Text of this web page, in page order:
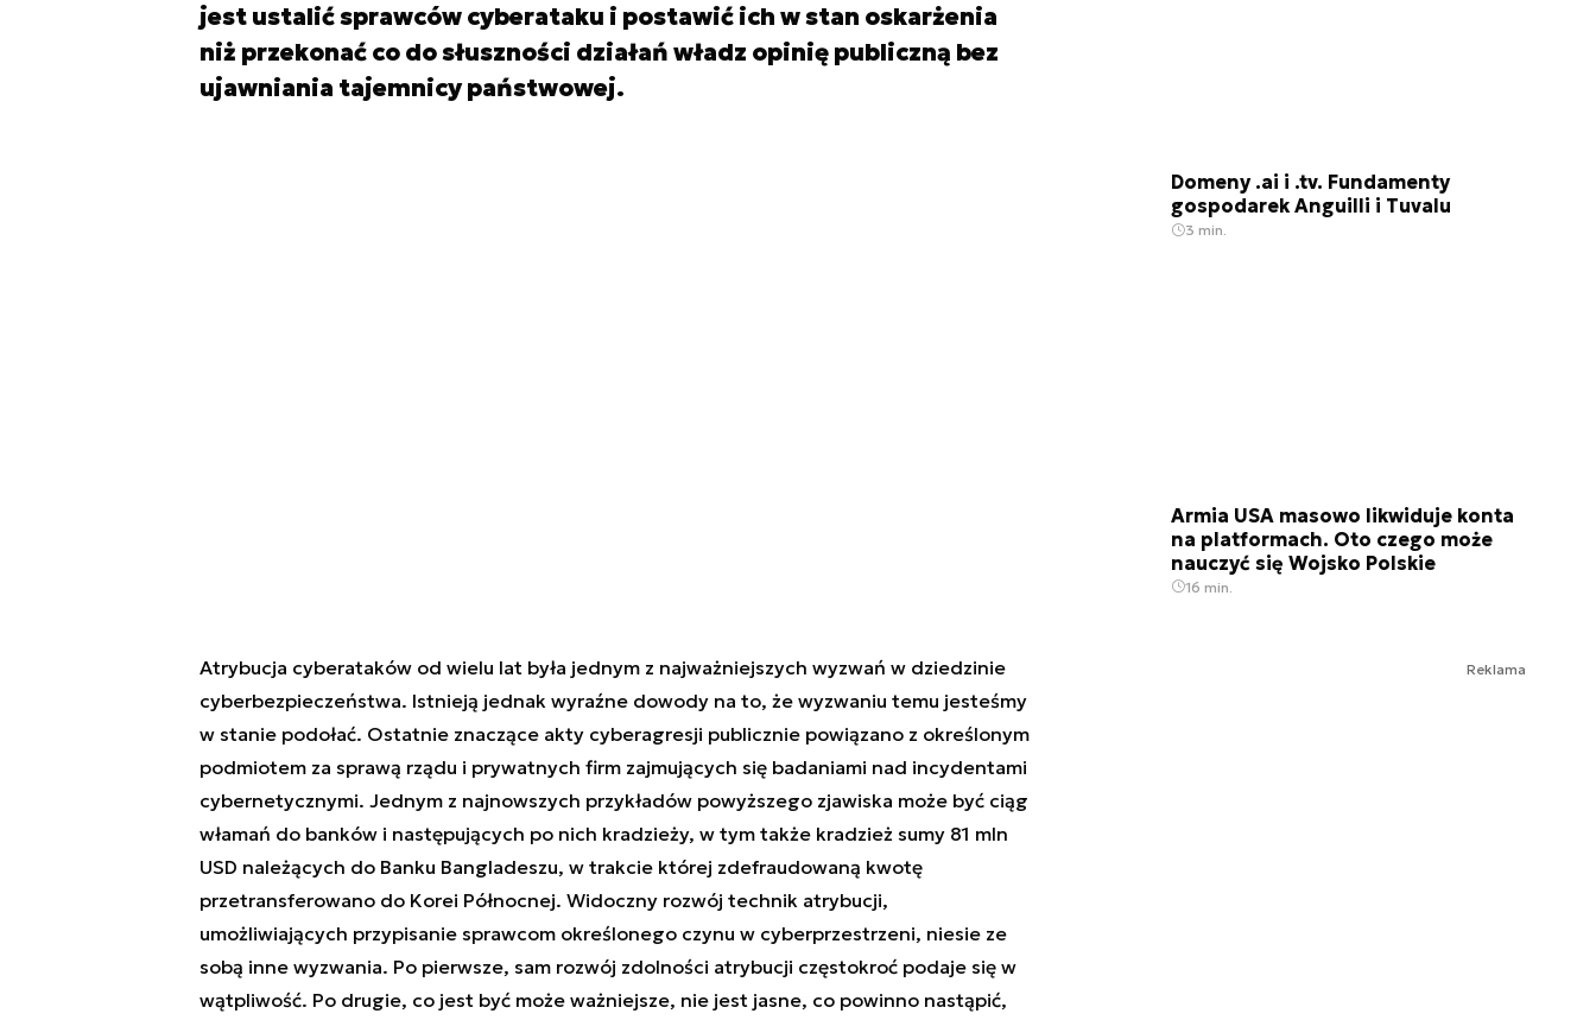
jest ustalić sprawców cyberataku i postawić ich w stan oskarżenia
niż przekonać co do słuszności działań władz opinię publiczną bez
ujawniania tajemnicy państwowej.
Atrybucja cyberataków od wielu lat była jednym z najważniejszych wyzwań w dziedzinie
cyberbezpieczeństwa. Istnieją jednak wyraźne dowody na to, że wyzwaniu temu jesteśmy
w stanie podołać. Ostatnie znaczące akty cyberagresji publicznie powiązano z określonym
podmiotem za sprawą rządu i prywatnych firm zajmujących się badaniami nad incydentami
cybernetycznymi. Jednym z najnowszych przykładów powyższego zjawiska może być ciąg
włamań do banków i następujących po nich kradzieży, w tym także kradzież sumy 81 mln
USD należących do Banku Bangladeszu, w trakcie której zdefraudowaną kwotę
przetransferowano do Korei Północnej. Widoczny rozwój technik atrybucji,
umożliwiających przypisanie sprawcom określonego czynu w cyberprzestrzeni, niesie ze
sobą inne wyzwania. Po pierwsze, sam rozwój zdolności atrybucji częstokroć podaje się w
wątpliwość. Po drugie, co jest być może ważniejsze, nie jest jasne, co powinno nastąpić,
Domeny .ai i .tv. Fundamenty
gospodarek Anguilli i Tuvalu
3 min.
Armia USA masowo likwiduje konta
na platformach. Oto czego może
nauczyć się Wojsko Polskie
16 min.
Reklama